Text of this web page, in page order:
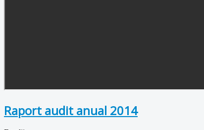
Raport audit anual 2014